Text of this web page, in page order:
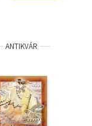
ANTIKVÁR